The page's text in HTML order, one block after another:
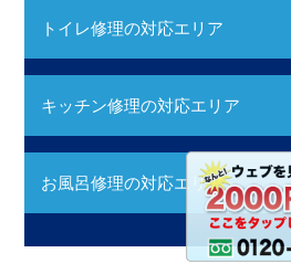
トイレ修理の対応エリア
キッチン修理の対応エリア
お風呂修理の対応エリア